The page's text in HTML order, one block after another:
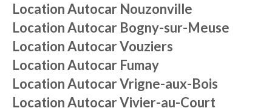
Location Autocar Nouzonville
Location Autocar Bogny-sur-Meuse
Location Autocar Vouziers
Location Autocar Fumay
Location Autocar Vrigne-aux-Bois
Location Autocar Vivier-au-Court